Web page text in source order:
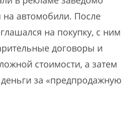
автомобили. После
на покупку, с ним
договоры и
стоимости, а затем
за «предпродажную